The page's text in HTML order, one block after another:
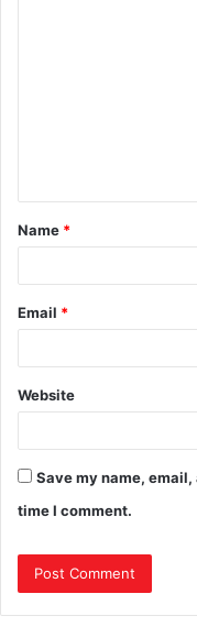
Name *
Email *
Website
Save my name,
time I comment.